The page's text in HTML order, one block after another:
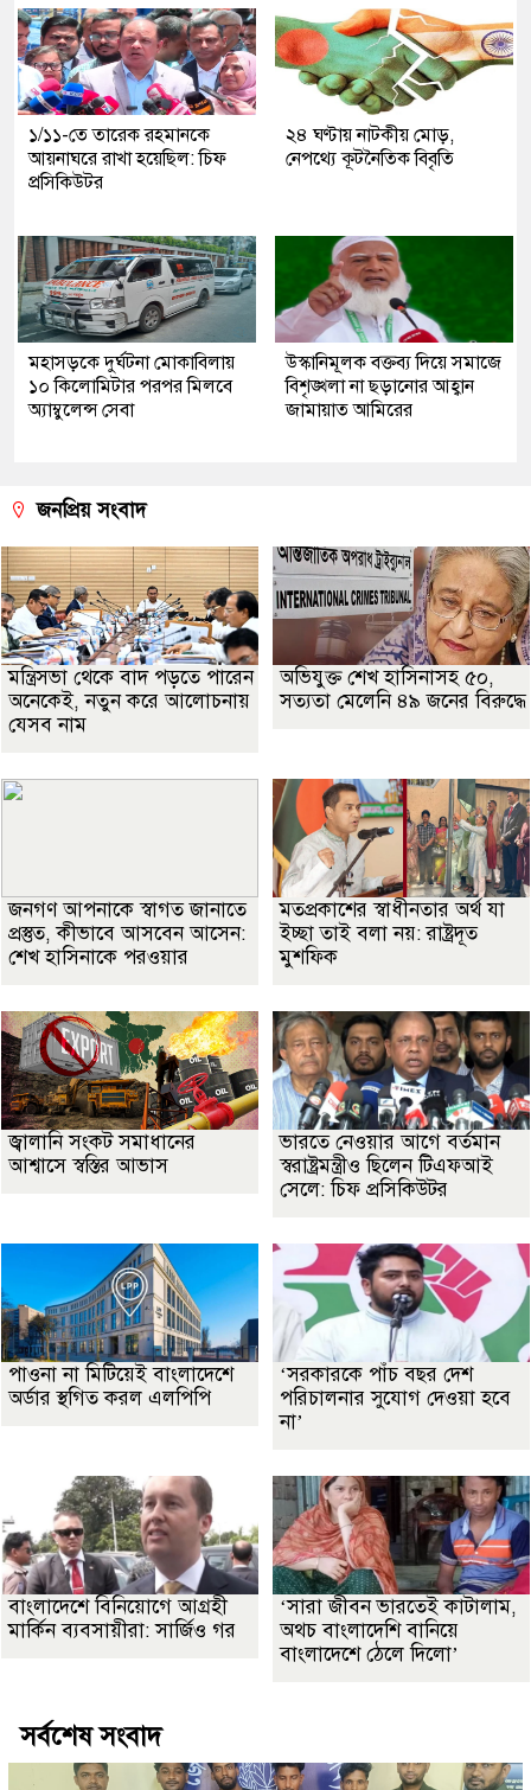
১/১১-তে তারেক রহমানকে
আয়নাঘরে রাখা হয়েছিল: চিফ
প্রসিকিউটর
২৪ ঘণ্টায় নাটকীয় মোড়,
নেপথ্যে কূটনৈতিক বিবৃতি
মহাসড়কে দুর্ঘটনা মোকাবিলায়
১০ কিলোমিটার পরপর মিলবে
অ্যাম্বুলেন্স সেবা
উস্কানিমূলক বক্তব্য দিয়ে সমাজে
বিশৃঙ্খলা না ছড়ানোর আহ্বান
জামায়াত আমিরের
জনপ্রিয় সংবাদ
মন্ত্রিসভা থেকে বাদ পড়তে পারেন
অনেকেই, নতুন করে আলোচনায়
যেসব নাম
অভিযুক্ত শেখ হাসিনাসহ ৫০,
সত্যতা মেলেনি ৪৯ জনের বিরুদ্ধে
জনগণ আপনাকে স্বাগত জানাতে
প্রস্তুত, কীভাবে আসবেন আসেন:
শেখ হাসিনাকে পরওয়ার
মতপ্রকাশের স্বাধীনতার অর্থ যা
ইচ্ছা তাই বলা নয়: রাষ্ট্রদূত
মুশফিক
জ্বালানি সংকট সমাধানের
আশ্বাসে স্বস্তির আভাস
ভারতে নেওয়ার আগে বর্তমান
স্বরাষ্ট্রমন্ত্রীও ছিলেন টিএফআই
সেলে: চিফ প্রসিকিউটর
পাওনা না মিটিয়েই বাংলাদেশে
অর্ডার স্থগিত করল এলপিপি
‘সরকারকে পাঁচ বছর দেশ
পরিচালনার সুযোগ দেওয়া হবে
না’
বাংলাদেশে বিনিয়োগে আগ্রহী
মার্কিন ব্যবসায়ীরা: সার্জিও গর
‘সারা জীবন ভারতেই কাটালাম,
অথচ বাংলাদেশি বানিয়ে
বাংলাদেশে ঠেলে দিলো’
সর্বশেষ সংবাদ